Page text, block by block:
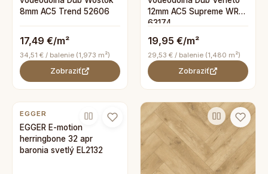
8mm AC5 Trend 52606
17,49 €/m²
34,51 € / balenie (1,973 m²)
Zobraziť
12mm AC5 Supreme WR
63174
19,95 €/m²
29,53 € / balenie (1,480 m²)
Zobraziť
EGGER
EGGER E-motion
herringbone 32 apr
baronia svetlý EL2132